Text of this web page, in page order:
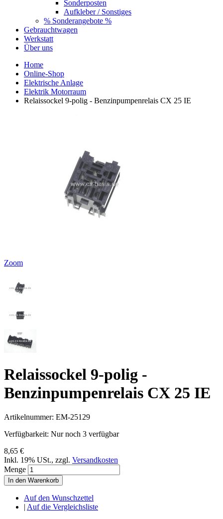
Sonderposten
Aufkleber / Sonstiges
% Sonderangebote %
Gebrauchtwagen
Werkstatt
Über uns
Home
Online-Shop
Elektrische Anlage
Elektrik Motorraum
Relaissockel 9-polig - Benzinpumpenrelais CX 25 IE
Zoom
Relaissockel 9-polig -
Benzinpumpenrelais CX 25 IE
Artikelnummer: EM-25129
Verfügbarkeit: Nur noch 3 verfügbar
8,65 €
Inkl. 19% USt., zzgl. Versandkosten
Menge
In den Warenkorb
Auf den Wunschzettel
| Auf die Vergleichsliste